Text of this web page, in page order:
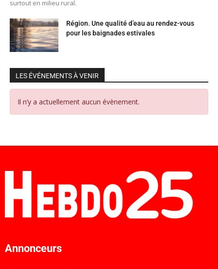
surtout en milieu rural.
Région. Une qualité d’eau au rendez-vous
pour les baignades estivales
LES ÉVÉNEMENTS À VENIR
Il n’y a actuellement aucun évènement.
Annonceurs